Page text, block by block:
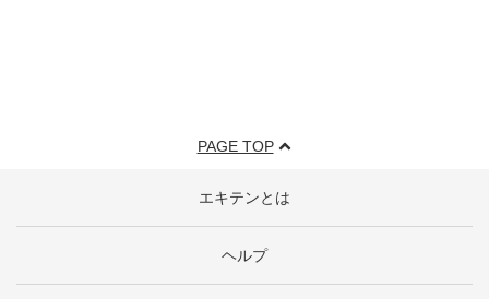
PAGE TOP
エキテンとは
ヘルプ